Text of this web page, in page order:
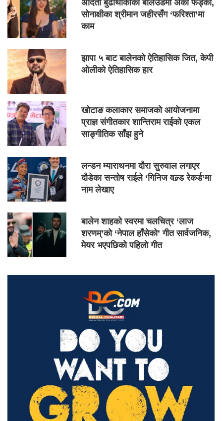
अदिती बुढाथोकीको बलिउडमा अर्को फड्को,
सोनाक्षीका श्रीमान जहीरसँग ‘फरिश्ता’मा
काम
झापा ५ बाट बालेनको ऐतिहासिक जित, केपी
ओलीको ऐतिहासिक हार
खोटाङ कलाकार समाजको आयोजनामा
प्राज्ञ संगीतकार शान्तिराम राईको एकल
साङ्गीतिक साँझ हुने
लन्डन म्याराथनमा दौरा सुरुवाल लगाएर
दौडेका सन्तोष राईले ‘गिनिज वल्र्ड रेकर्ड’मा
नाम लेखाए
बालेन शाहको स्वरमा चलचित्र ‘लाज
शरणम्’को ‘नेपाल हाँसेको’ गीत सार्वजनिक,
मेयर भएपछिको पहिलो गीत